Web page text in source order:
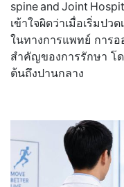
spine and Joint
เข้าใจผิดว่าเมื่อเริ่มปว
ในทางการแพทย์ การ
สำคัญของการรักษา โด
ต้นถึงปานกลาง